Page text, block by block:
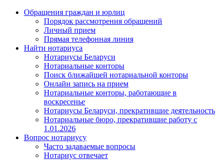
Обращения граждан и юрлиц
Порядок рассмотрения обращений
Личный прием
Прямая телефонная линия
Найти нотариуса
Нотариусы Беларуси
Нотариальные конторы
Поиск ближайшей нотариальной конторы
Онлайн запись на прием
Нотариальные конторы, работающие в
воскресенье
Нотариусы Беларуси, прекратившие деятельность
Нотариальные бюро, прекратившие работу с
1.01.2026
Вопрос нотариусу
Часто задаваемые вопросы
Нотариус отвечает